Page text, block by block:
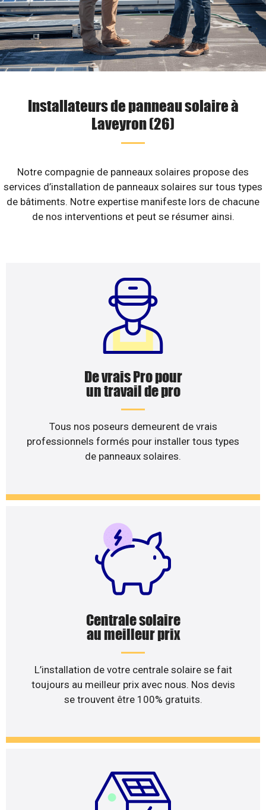
Installateurs de panneau solaire à
Laveyron (26)
Notre compagnie de panneaux solaires propose des
services d’installation de panneaux solaires sur tous types
de bâtiments. Notre expertise manifeste lors de chacune
de nos interventions et peut se résumer ainsi.
De vrais Pro pour
un travail de pro
Tous nos poseurs demeurent de vrais
professionnels formés pour installer tous types
de panneaux solaires.
Centrale solaire
au meilleur prix
L’installation de votre centrale solaire se fait
toujours au meilleur prix avec nous. Nos devis
se trouvent être 100% gratuits.